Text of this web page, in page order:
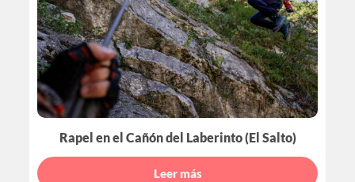
Rapel en el Cañón del Laberinto (El Salto)
Leer más